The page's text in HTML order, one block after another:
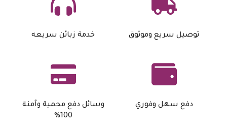
دفع سهل وفوري
وسائل دفع محمية وآمنة
100%
توصيل سريع وموثوق خدمة زبائن سريعه